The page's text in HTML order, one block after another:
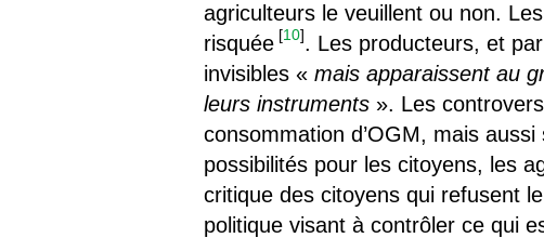
agriculteurs le veuillent ou non.
risquée [10]. Les producteurs, et
invisibles «mais apparaissent au
leurs instruments ». Les
consommation d’OGM, mais
possibilités pour les citoyens, les
critique des citoyens qui refusent
politique visant à contrôler ce qui